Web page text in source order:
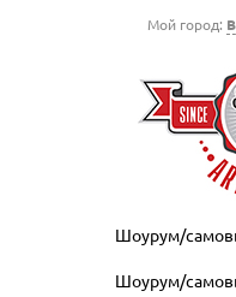
Мой город:
Шоурум/
Шоурум/